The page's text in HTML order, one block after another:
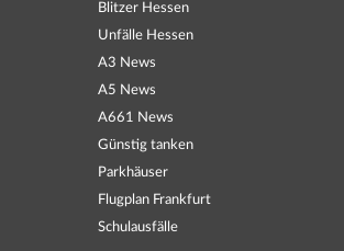
Blitzer Hessen
Unfälle Hessen
A3 News
A5 News
A661 News
Günstig tanken
Parkhäuser
Flugplan Frankfurt
Schulausfälle